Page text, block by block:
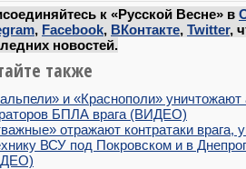
к «Русской Весне» в
, Facebook, ВКонтакте, Twitter,
новостей.
также
и «Краснополи»
БПЛА врага (ВИДЕО)
отражают контратаки врага,
ВСУ под Покровском и в